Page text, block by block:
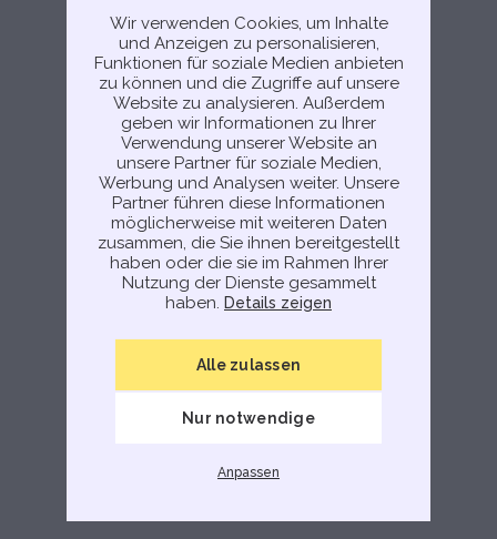
Wir verwenden Cookies, um Inhalte
und Anzeigen zu personalisieren,
Funktionen für soziale Medien anbieten
zu können und die Zugriffe auf unsere
Website zu analysieren. Außerdem
geben wir Informationen zu Ihrer
Verwendung unserer Website an
unsere Partner für soziale Medien,
Werbung und Analysen weiter. Unsere
Partner führen diese Informationen
möglicherweise mit weiteren Daten
zusammen, die Sie ihnen bereitgestellt
haben oder die sie im Rahmen Ihrer
Nutzung der Dienste gesammelt
haben. Details zeigen
Alle zulassen
Nur notwendige
Anpassen
aufgetreten. Bitte versuche, die
Seite neu zu laden.
Try again